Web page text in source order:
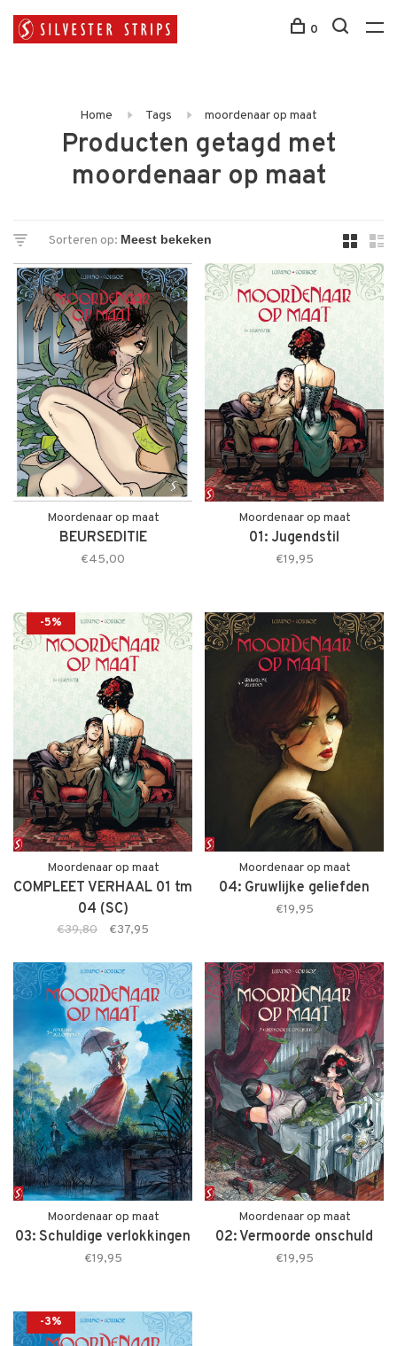
0
Home Tags moordenaar op maat
Producten getagd met
moordenaar op maat
Sorteren op:
Moordenaar op maat
BEURSEDITIE
€45,00
Moordenaar op maat
01: Jugendstil
€19,95
-5%
Moordenaar op maat
COMPLEET VERHAAL 01 tm
04 (SC)
€39,80 €37,95
Moordenaar op maat
04: Gruwlijke geliefden
€19,95
Moordenaar op maat
03: Schuldige verlokkingen
€19,95
Moordenaar op maat
02: Vermoorde onschuld
€19,95
-3%